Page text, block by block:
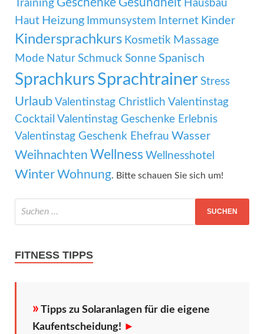
Training Geschenke Gesundheit Hausbau
Haut Heizung Immunsystem Internet Kinder
Kindersprachkurs Kosmetik Massage
Mode Natur Schmuck Sonne Spanisch
Sprachkurs Sprachtrainer Stress
Urlaub Valentinstag Christlich Valentinstag
Cocktail Valentinstag Geschenke Erlebnis
Valentinstag Geschenk Ehefrau Wasser
Weihnachten Wellness Wellnesshotel
WinterWohnung. Bitte schauen Sie sich um!
FITNESS TIPPS
» Tipps zu Solaranlagen für die eigene
Kaufentscheidung! ►